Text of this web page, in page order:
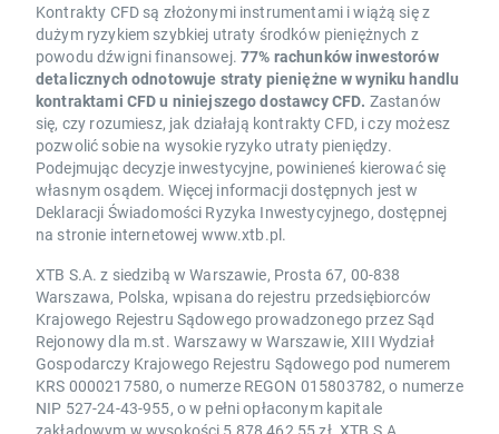
Kontrakty CFD są złożonymi instrumentami i wiążą się z
dużym ryzykiem szybkiej utraty środków pieniężnych z
powodu dźwigni finansowej. 77% rachunków inwestorów
detalicznych odnotowuje straty pieniężne w wyniku handlu
kontraktami CFD u niniejszego dostawcy CFD. Zastanów
się, czy rozumiesz, jak działają kontrakty CFD, i czy możesz
pozwolić sobie na wysokie ryzyko utraty pieniędzy.
Podejmując decyzje inwestycyjne, powinieneś kierować się
własnym osądem. Więcej informacji dostępnych jest w
Deklaracji Świadomości Ryzyka Inwestycyjnego, dostępnej
na stronie internetowej www.xtb.pl.
XTB S.A. z siedzibą w Warszawie, Prosta 67, 00-838
Warszawa, Polska, wpisana do rejestru przedsiębiorców
Krajowego Rejestru Sądowego prowadzonego przez Sąd
Rejonowy dla m.st. Warszawy w Warszawie, XIII Wydział
Gospodarczy Krajowego Rejestru Sądowego pod numerem
KRS 0000217580, o numerze REGON 015803782, o numerze
NIP 527-24-43-955, o w pełni opłaconym kapitale